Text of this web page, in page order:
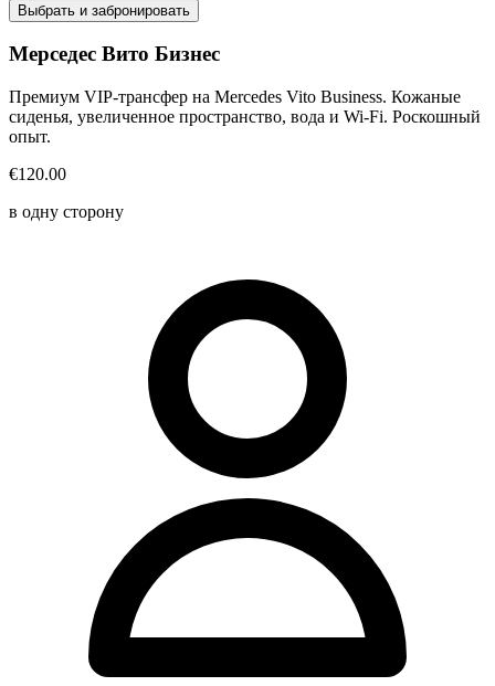
Выбрать и забронировать
Мерседес Вито Бизнес
Премиум VIP-трансфер на Mercedes Vito Business. Кожаные
сиденья, увеличенное пространство, вода и Wi-Fi. Роскошный
опыт.
€120.00
в одну сторону